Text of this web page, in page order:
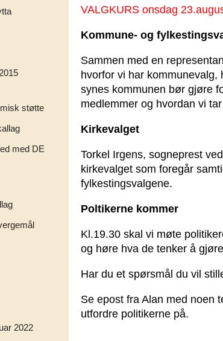
støtte
med DE
2022
VALGKURS onsdag
Kommune- og
Sammen med en
hvorfor vi har kommunevalg,
synes kommunen bør gjøre
medlemmer og hvordan vi
Kirkevalget
Torkel Irgens, sogneprest
kirkevalget som foregår
fylkestingsvalgene.
Poltikerne kommer
Kl.19.30 skal vi møte
og høre hva de tenker å
Har du et spørsmål du vil
Se epost fra Alan med noen
utfordre politikerne på.